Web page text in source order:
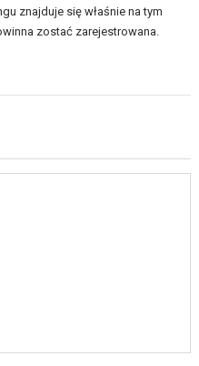
znajduje się właśnie na tym
zostać zarejestrowana.